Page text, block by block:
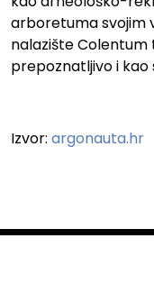
arboretuma svojim
nalazište
prepoznatljivo i
Izvor: argonauta.hr